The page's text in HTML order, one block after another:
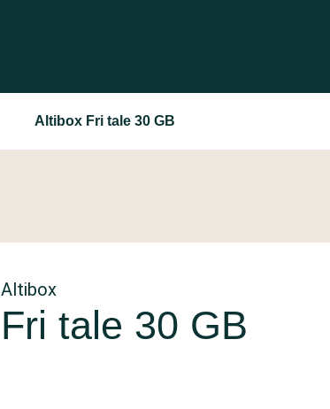
Altibox Fri tale 30 GB
Altibox
Fri tale 30 GB